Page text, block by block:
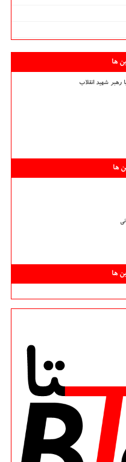
ها
رهبر شهید انقلاب
ها
ها